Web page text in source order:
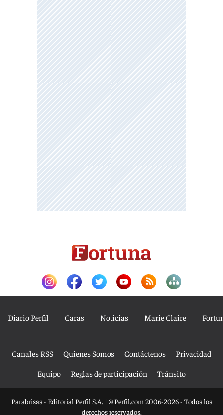
Diario Perfil Caras Noticias Marie Claire
Canales RSS Quienes Somos Contáctenos
Privacidad
Equipo
Reglas de participación Tránsito
Parabrisas - Editorial Perfil S.A. | © Perfil.com 2006-2026 - Todos los
derechos reservados.